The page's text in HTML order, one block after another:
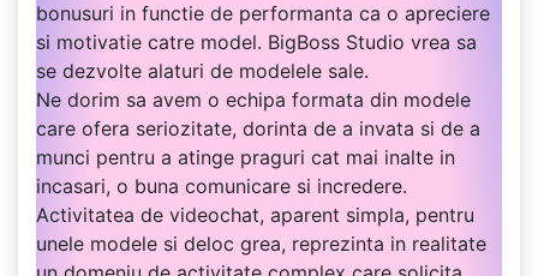
bonusuri in functie de performanta ca o apreciere
si motivatie catre model. BigBoss Studio vrea sa
se dezvolte alaturi de modelele sale.
Ne dorim sa avem o echipa formata din modele
care ofera seriozitate, dorinta de a invata si de a
munci pentru a atinge praguri cat mai inalte in
incasari, o buna comunicare si incredere.
Activitatea de videochat, aparent simpla, pentru
unele modele si deloc grea, reprezinta in realitate